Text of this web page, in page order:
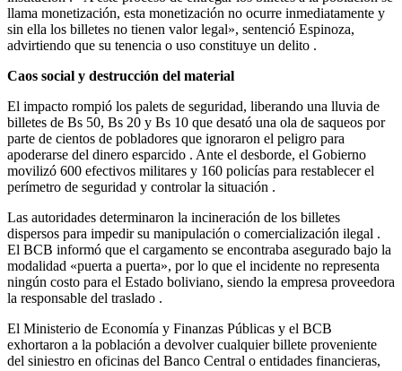
llama monetización, esta monetización no ocurre inmediatamente y
sin ella los billetes no tienen valor legal», sentenció Espinoza,
advirtiendo que su tenencia o uso constituye un delito .
Caos social y destrucción del material
El impacto rompió los palets de seguridad, liberando una lluvia de
billetes de Bs 50, Bs 20 y Bs 10 que desató una ola de saqueos por
parte de cientos de pobladores que ignoraron el peligro para
apoderarse del dinero esparcido . Ante el desborde, el Gobierno
movilizó 600 efectivos militares y 160 policías para restablecer el
perímetro de seguridad y controlar la situación .
Las autoridades determinaron la incineración de los billetes
dispersos para impedir su manipulación o comercialización ilegal .
El BCB informó que el cargamento se encontraba asegurado bajo la
modalidad «puerta a puerta», por lo que el incidente no representa
ningún costo para el Estado boliviano, siendo la empresa proveedora
la responsable del traslado .
El Ministerio de Economía y Finanzas Públicas y el BCB
exhortaron a la población a devolver cualquier billete proveniente
del siniestro en oficinas del Banco Central o entidades financieras,